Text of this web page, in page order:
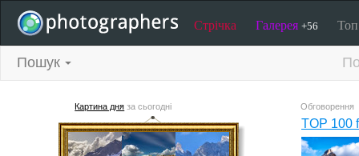
Стрічка Галерея +56
Пошук
Картина дня за сьогодні Обговорення
TOP 100